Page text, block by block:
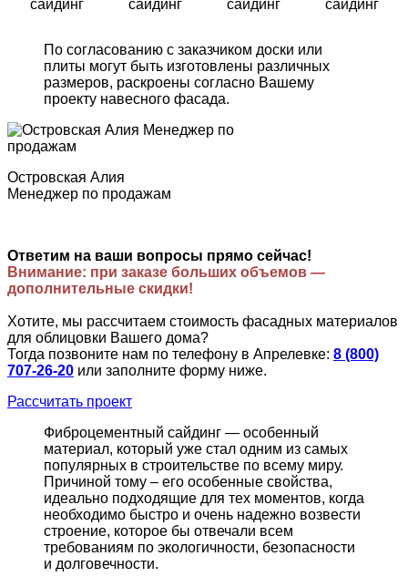
сайдинг сайдинг сайдинг сайдинг
По согласованию с заказчиком доски или
плиты могут быть изготовлены различных
размеров, раскроены согласно Вашему
проекту навесного фасада.
Островская Алия
Менеджер по продажам
Ответим на ваши вопросы прямо сейчас!
Внимание: при заказе больших объемов —
дополнительные скидки!
Хотите, мы рассчитаем стоимость фасадных материалов
для облицовки Вашего дома?
Тогда позвоните нам по телефону в Апрелевке: 8 (800)
707-26-20 или заполните форму ниже.
Рассчитать проект
Фиброцементный сайдинг — особенный
материал, который уже стал одним из самых
популярных в строительстве по всему миру.
Причиной тому – его особенные свойства,
идеально подходящие для тех моментов, когда
необходимо быстро и очень надежно возвести
строение, которое бы отвечали всем
требованиям по экологичности, безопасности
и долговечности.